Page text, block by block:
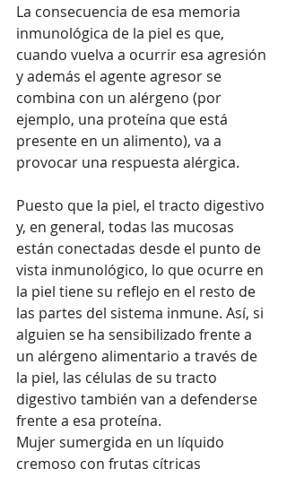
La consecuencia de esa memoria
inmunológica de la piel es que,
cuando vuelva a ocurrir esa agresión
y además el agente agresor se
combina con un alérgeno (por
ejemplo, una proteína que está
presente en un alimento), va a
provocar una respuesta alérgica.
Puesto que la piel, el tracto digestivo
y, en general, todas las mucosas
están conectadas desde el punto de
vista inmunológico, lo que ocurre en
la piel tiene su reflejo en el resto de
las partes del sistema inmune. Así, si
alguien se ha sensibilizado frente a
un alérgeno alimentario a través de
la piel, las células de su tracto
digestivo también van a defenderse
frente a esa proteína.
Mujer sumergida en un líquido
cremoso con frutas cítricas